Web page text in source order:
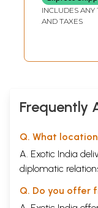
INCLUDES ANY
AND TAXES
Frequently
Q. What
A. Exotic India
diplomatic
Q. Do you offer